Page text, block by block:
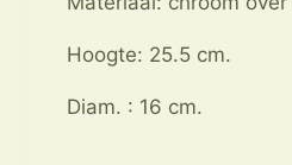
Hoogte: 25.5 cm.
Diam. : 16 cm.